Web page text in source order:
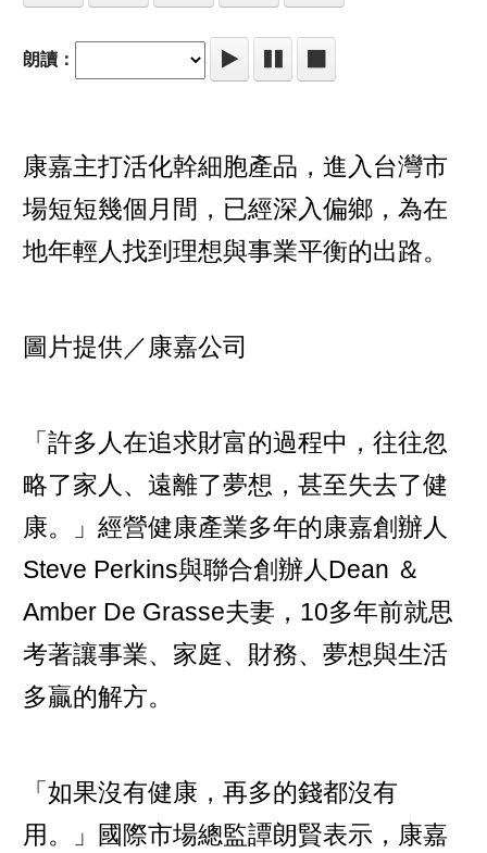
朗讀：
康嘉主打活化幹細胞產品，進入台灣市
場短短幾個月間，已經深入偏鄉，為在
地年輕人找到理想與事業平衡的出路。
圖片提供／康嘉公司
「許多人在追求財富的過程中，往往忽
略了家人、遠離了夢想，甚至失去了健
康。」經營健康產業多年的康嘉創辦人
Steve Perkins與聯合創辦人Dean ＆
Amber De Grasse夫妻，10多年前就思
考著讓事業、家庭、財務、夢想與生活
多贏的解方。
「如果沒有健康，再多的錢都沒有
用。」國際市場總監譚朗賢表示，康嘉